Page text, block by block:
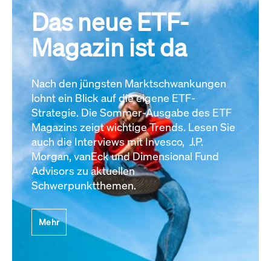
Das neue ETF-
Magazin ist da
Nach den jüngsten Marktschwankungen
lohnt ein Blick auf die eigene ETF-
Strategie. Die Sommer-Ausgabe des ETF
Magazins zeigt wichtige Trends. Lesen Sie
auch die Interviews mit Invesco, J.P.
Morgan, vanEck und Dimensional Fund
Advisors zu aktuellen
Schwerpunktthemen.
Mehr